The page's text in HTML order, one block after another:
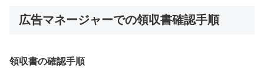
広告マネージャーでの領収書確認手順
領収書の確認手順